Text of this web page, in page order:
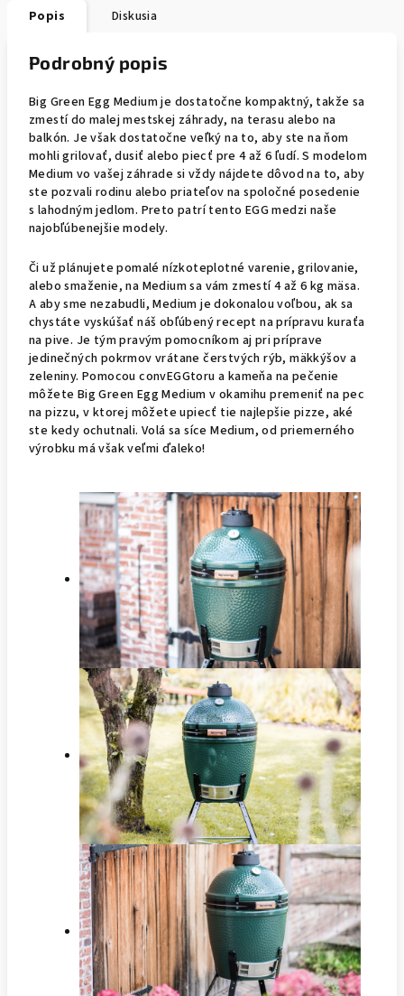
Popis Diskusia
Podrobný popis
Big Green Egg Medium je dostatočne kompaktný, takže sa
zmestí do malej mestskej záhrady, na terasu alebo na
balkón. Je však dostatočne veľký na to, aby ste na ňom
mohli grilovať, dusiť alebo piecť pre 4 až 6 ľudí. S modelom
Medium vo vašej záhrade si vždy nájdete dôvod na to, aby
ste pozvali rodinu alebo priateľov na spoločné posedenie
s lahodným jedlom. Preto patrí tento EGG medzi naše
najobľúbenejšie modely.
Či už plánujete pomalé nízkoteplotné varenie, grilovanie,
alebo smaženie, na Medium sa vám zmestí 4 až 6 kg mäsa.
A aby sme nezabudli, Medium je dokonalou voľbou, ak sa
chystáte vyskúšať náš obľúbený recept na prípravu kuraťa
na pive. Je tým pravým pomocníkom aj pri príprave
jedinečných pokrmov vrátane čerstvých rýb, mäkkýšov a
zeleniny. Pomocou convEGGtoru a kameňa na pečenie
môžete Big Green Egg Medium v okamihu premeniť na pec
na pizzu, v ktorej môžete upiecť tie najlepšie pizze, aké
ste kedy ochutnali. Volá sa síce Medium, od priemerného
výrobku má však veľmi ďaleko!